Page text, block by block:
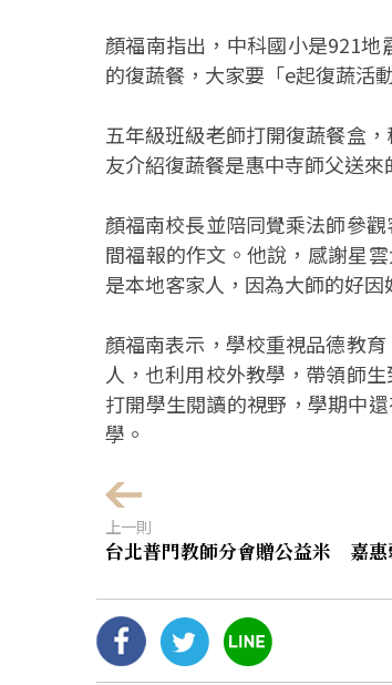
顏福南指出，中科國小是921
的復蔬餐，大家要「e起復蔬活
五年級班級老師打開復蔬餐盒
友介紹復蔬餐是惠中寺師父送
顏福南校長並陪同覺乘法師參
間福報的作文。他說，感謝星
是本地客家人，因為大師的好
顏福南表示，學校重視品德教
人，也利用校外教學，帶領師
打開學生閱讀的視野，學期中
學。
上一則
台北普門教師分會贈公益米 嘉惠